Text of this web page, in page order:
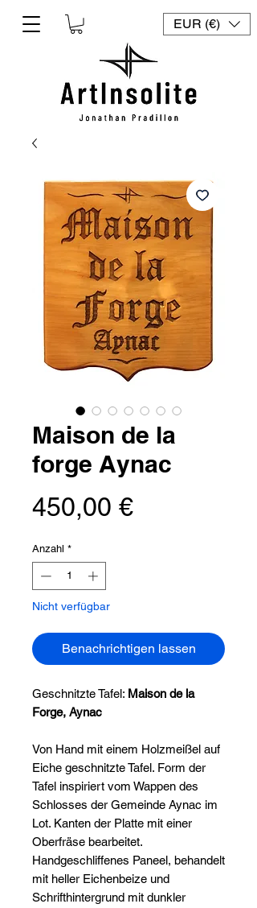
EUR (€)
Maison de la
forge Aynac
450,00 €Preis
Anzahl *
Nicht verfügbar
Benachrichtigen lassen
Geschnitzte Tafel: Maison de la
Forge, Aynac
Von Hand mit einem Holzmeißel auf
Eiche geschnitzte Tafel. Form der
Tafel inspiriert vom Wappen des
Schlosses der Gemeinde Aynac im
Lot. Kanten der Platte mit einer
Oberfräse bearbeitet.
Handgeschliffenes Paneel, behandelt
mit heller Eichenbeize und
Schrifthintergrund mit dunkler